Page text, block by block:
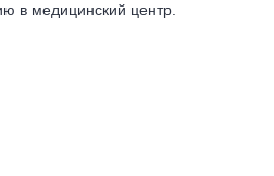
в медицинский центр.